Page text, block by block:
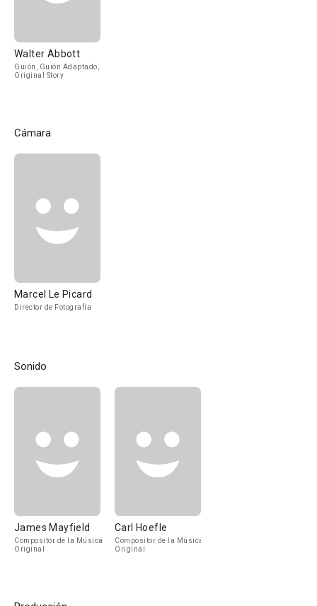
Walter Abbott
Guión, Guión Adaptado,
Original Story
Cámara
Marcel Le Picard
Director de Fotografía
Sonido
James Mayfield
Compositor de la Música
Original
Carl Hoefle
Compositor de la Música
Original